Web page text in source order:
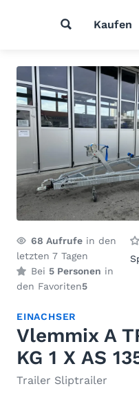
Kaufen
68 Aufrufe in den
letzten 7 Tagen
Bei 5 Personen in
den Favoriten5
EINACHSER
Vlemmix A
KG 1 X AS
Trailer Sliptrailer